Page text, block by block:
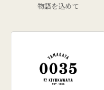
物語を込めて